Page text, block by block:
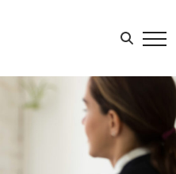
Sök efter: